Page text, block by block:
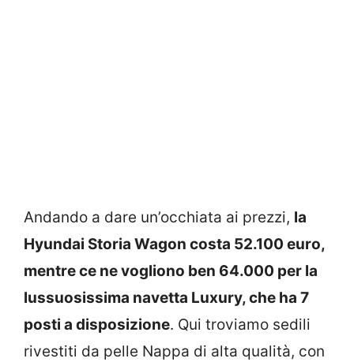
Andando a dare un’occhiata ai prezzi, la
Hyundai Storia Wagon costa 52.100 euro,
mentre ce ne vogliono ben 64.000 per la
lussuosissima navetta Luxury, che ha 7
posti a disposizione. Qui troviamo sedili
rivestiti da pelle Nappa di alta qualità, con